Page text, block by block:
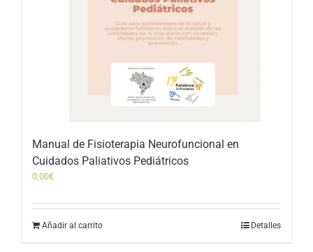
Manual de Fisioterapia Neurofuncional en
Cuidados Paliativos Pediátricos
0,00€
Añadir al carrito Detalles